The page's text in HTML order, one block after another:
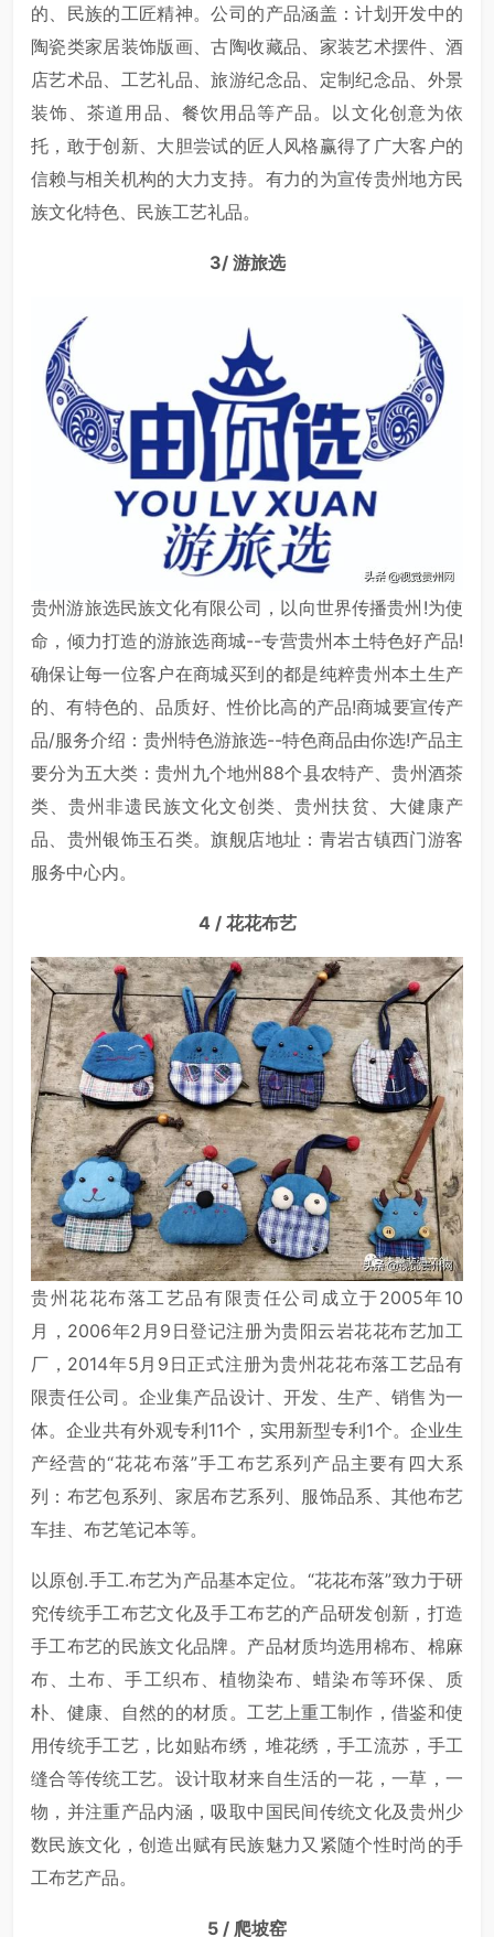
的、民族的工匠精神。公司的产品涵盖：计划开发中的
陶瓷类家居装饰版画、古陶收藏品、家装艺术摆件、酒
店艺术品、工艺礼品、旅游纪念品、定制纪念品、外景
装饰、茶道用品、餐饮用品等产品。以文化创意为依
托，敢于创新、大胆尝试的匠人风格赢得了广大客户的
信赖与相关机构的大力支持。有力的为宣传贵州地方民
族文化特色、民族工艺礼品。
3/ 游旅选
贵州游旅选民族文化有限公司，以向世界传播贵州!为使
命，倾力打造的游旅选商城--专营贵州本土特色好产品!
确保让每一位客户在商城买到的都是纯粹贵州本土生产
的、有特色的、品质好、性价比高的产品!商城要宣传产
品/服务介绍：贵州特色游旅选--特色商品由你选!产品主
要分为五大类：贵州九个地州88个县农特产、贵州酒茶
类、贵州非遗民族文化文创类、贵州扶贫、大健康产
品、贵州银饰玉石类。旗舰店地址：青岩古镇西门游客
服务中心内。
4 / 花花布艺
贵州花花布落工艺品有限责任公司成立于2005年10
月，2006年2月9日登记注册为贵阳云岩花花布艺加工
厂，2014年5月9日正式注册为贵州花花布落工艺品有
限责任公司。企业集产品设计、开发、生产、销售为一
体。企业共有外观专利11个，实用新型专利1个。企业生
产经营的“花花布落”手工布艺系列产品主要有四大系
列：布艺包系列、家居布艺系列、服饰品系、其他布艺
车挂、布艺笔记本等。
以原创.手工.布艺为产品基本定位。“花花布落”致力于研
究传统手工布艺文化及手工布艺的产品研发创新，打造
手工布艺的民族文化品牌。产品材质均选用棉布、棉麻
布、土布、手工织布、植物染布、蜡染布等环保、质
朴、健康、自然的的材质。工艺上重工制作，借鉴和使
用传统手工艺，比如贴布绣，堆花绣，手工流苏，手工
缝合等传统工艺。设计取材来自生活的一花，一草，一
物，并注重产品内涵，吸取中国民间传统文化及贵州少
数民族文化，创造出赋有民族魅力又紧随个性时尚的手
工布艺产品。
5 / 爬坡窑